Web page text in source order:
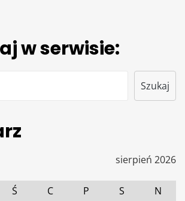
w serwisie:
Szukaj
sierpień 2026
Ś C P S
N